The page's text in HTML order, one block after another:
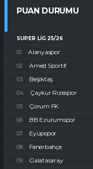
PUAN DURUMU
SUPER LIG 25/26
Alanyaspor
Amed Sportif
Beşiktaş
Çaykur Rizespor
Çorum FK
BB Ezurumspor
Eyüpspor
Fenerbahçe
Galatasaray